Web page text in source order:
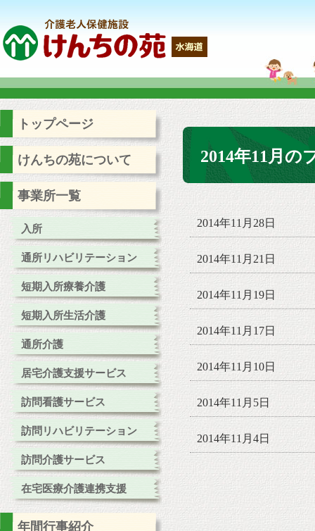
トップページ
けんちの苑について
事業所一覧
入所
通所リハビリテーション
短期入所療養介護
短期入所生活介護
通所介護
居宅介護支援サービス
訪問看護サービス
訪問リハビリテーション
訪問介護サービス
在宅医療介護連携支援
年間行事紹介
2014年11月の
2014年11月28日
2014年11月21日
2014年11月19日
2014年11月17日
2014年11月10日
2014年11月5日
2014年11月4日